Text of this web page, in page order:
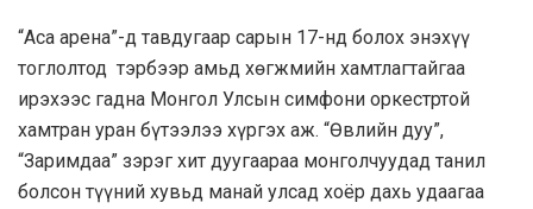
“Аса арена”-д тавдугаар сарын 17-нд болох энэхүү
тоглолтод тэрбээр амьд хөгжмийн хамтлагтайгаа
ирэхээс гадна Монгол Улсын симфони оркестртой
хамтран уран бүтээлээ хүргэх аж. “Өвлийн дуу”,
“Заримдаа” зэрэг хит дуугаараа монголчуудад танил
болсон түүний хувьд манай улсад хоёр дахь удаагаа